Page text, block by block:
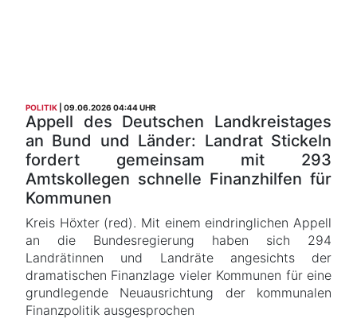
POLITIK 09.06.2026 04:44 UHR
Appell des Deutschen Landkreistages
an Bund und Länder: Landrat Stickeln
fordert gemeinsam mit 293
Amtskollegen schnelle Finanzhilfen für
Kommunen
Kreis Höxter (red). Mit einem eindringlichen Appell
an die Bundesregierung haben sich 294
Landrätinnen und Landräte angesichts der
dramatischen Finanzlage vieler Kommunen für eine
grundlegende Neuausrichtung der kommunalen
Finanzpolitik ausgesprochen